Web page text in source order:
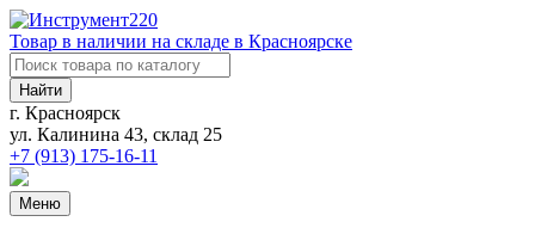
Товар в наличии на складе в Красноярске
Найти
г. Красноярск
ул. Калинина 43, склад 25
+7 (913) 175-16-11
Меню